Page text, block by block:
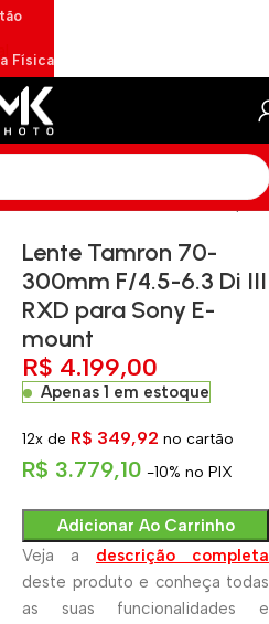
300mm F/4.5-6.3 Di III RXD
Lente Tamron 70-
300mm F/4.5-6.3 Di III
RXD para Sony E-
mount
R$ 4.199,00
Apenas 1 em estoque
12x de R$ 349,92 no cartão
R$ 3.779,10 -10% no PIX
Adicionar Ao Carrinho
Veja a descrição completa
deste produto e conheça todas
as suas funcionalidades e
Física